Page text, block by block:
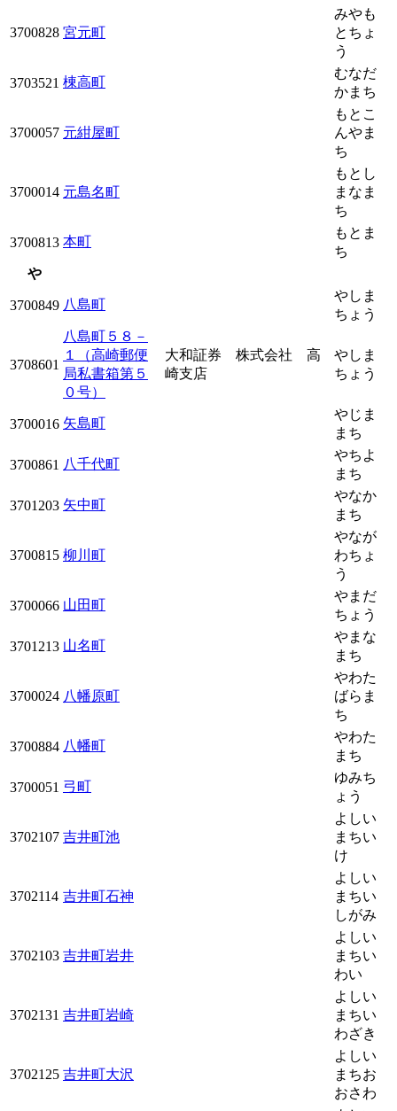
3700828 宮元町
みやも
とちょ
う
3703521 棟高町
むなだ
かまち
3700057 元紺屋町
もとこ
んやま
ち
3700014 元島名町
もとし
まなま
ち
3700813 本町
もとま
ち
や
3700849 八島町
やしま
ちょう
3708601
八島町５８－
１（高崎郵便
局私書箱第５
０号）
大和証券 株式会社 高
崎支店
やしま
ちょう
3700016 矢島町
やじま
まち
3700861 八千代町
やちよ
まち
3701203 矢中町
やなか
まち
3700815 柳川町
やなが
わちょ
う
3700066 山田町
やまだ
ちょう
3701213 山名町
やまな
まち
3700024 八幡原町
やわた
ばらま
ち
3700884 八幡町
やわた
まち
3700051 弓町
ゆみち
ょう
3702107 吉井町池
よしい
まちい
け
3702114 吉井町石神
よしい
まちい
しがみ
3702103 吉井町岩井
よしい
まちい
わい
3702131 吉井町岩崎
よしい
まちい
わざき
3702125 吉井町大沢
よしい
まちお
おさわ